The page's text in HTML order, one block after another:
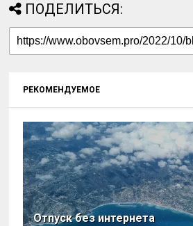
ПОДЕЛИТЬСЯ:
РЕКОМЕНДУЕМОЕ
Отпуск без интернета